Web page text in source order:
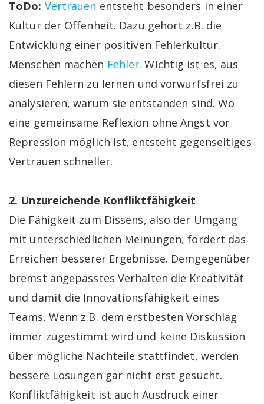
ToDo: Vertrauen entsteht besonders in einer
Kultur der Offenheit. Dazu gehört z.B. die
Entwicklung einer positiven Fehlerkultur.
Menschen machen Fehler. Wichtig ist es, aus
diesen Fehlern zu lernen und vorwurfsfrei zu
analysieren, warum sie entstanden sind. Wo
eine gemeinsame Reflexion ohne Angst vor
Repression möglich ist, entsteht gegenseitiges
Vertrauen schneller.
2. Unzureichende Konfliktfähigkeit
Die Fähigkeit zum Dissens, also der Umgang
mit unterschiedlichen Meinungen, fördert das
Erreichen besserer Ergebnisse. Demgegenüber
bremst angepasstes Verhalten die Kreativität
und damit die Innovationsfähigkeit eines
Teams. Wenn z.B. dem erstbesten Vorschlag
immer zugestimmt wird und keine Diskussion
über mögliche Nachteile stattfindet, werden
bessere Lösungen gar nicht erst gesucht.
Konfliktfähigkeit ist auch Ausdruck einer